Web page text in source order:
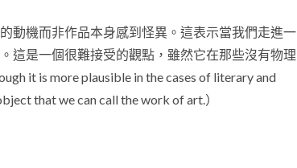
動機而非作品本身感到怪異。這表示當我們走進一
這是一個很難接受的觀點，雖然它在那些沒有物理
it is more plausible in the cases of literary and
that we can call the work of art.）